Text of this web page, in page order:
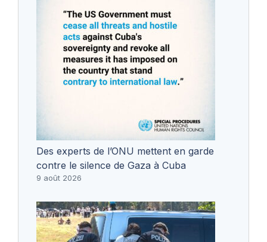
Des experts de l’ONU mettent en garde
contre le silence de Gaza à Cuba
9 août 2026